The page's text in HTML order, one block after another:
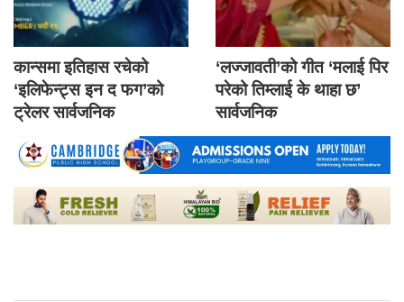
कान्समा इतिहास रचेको
‘इलिफेन्ट्स इन द फग’को
ट्रेलर सार्वजनिक
‘लज्जावती’को गीत ‘मलाई पिर
परेको तिम्लाई के थाहा छ’
सार्वजनिक